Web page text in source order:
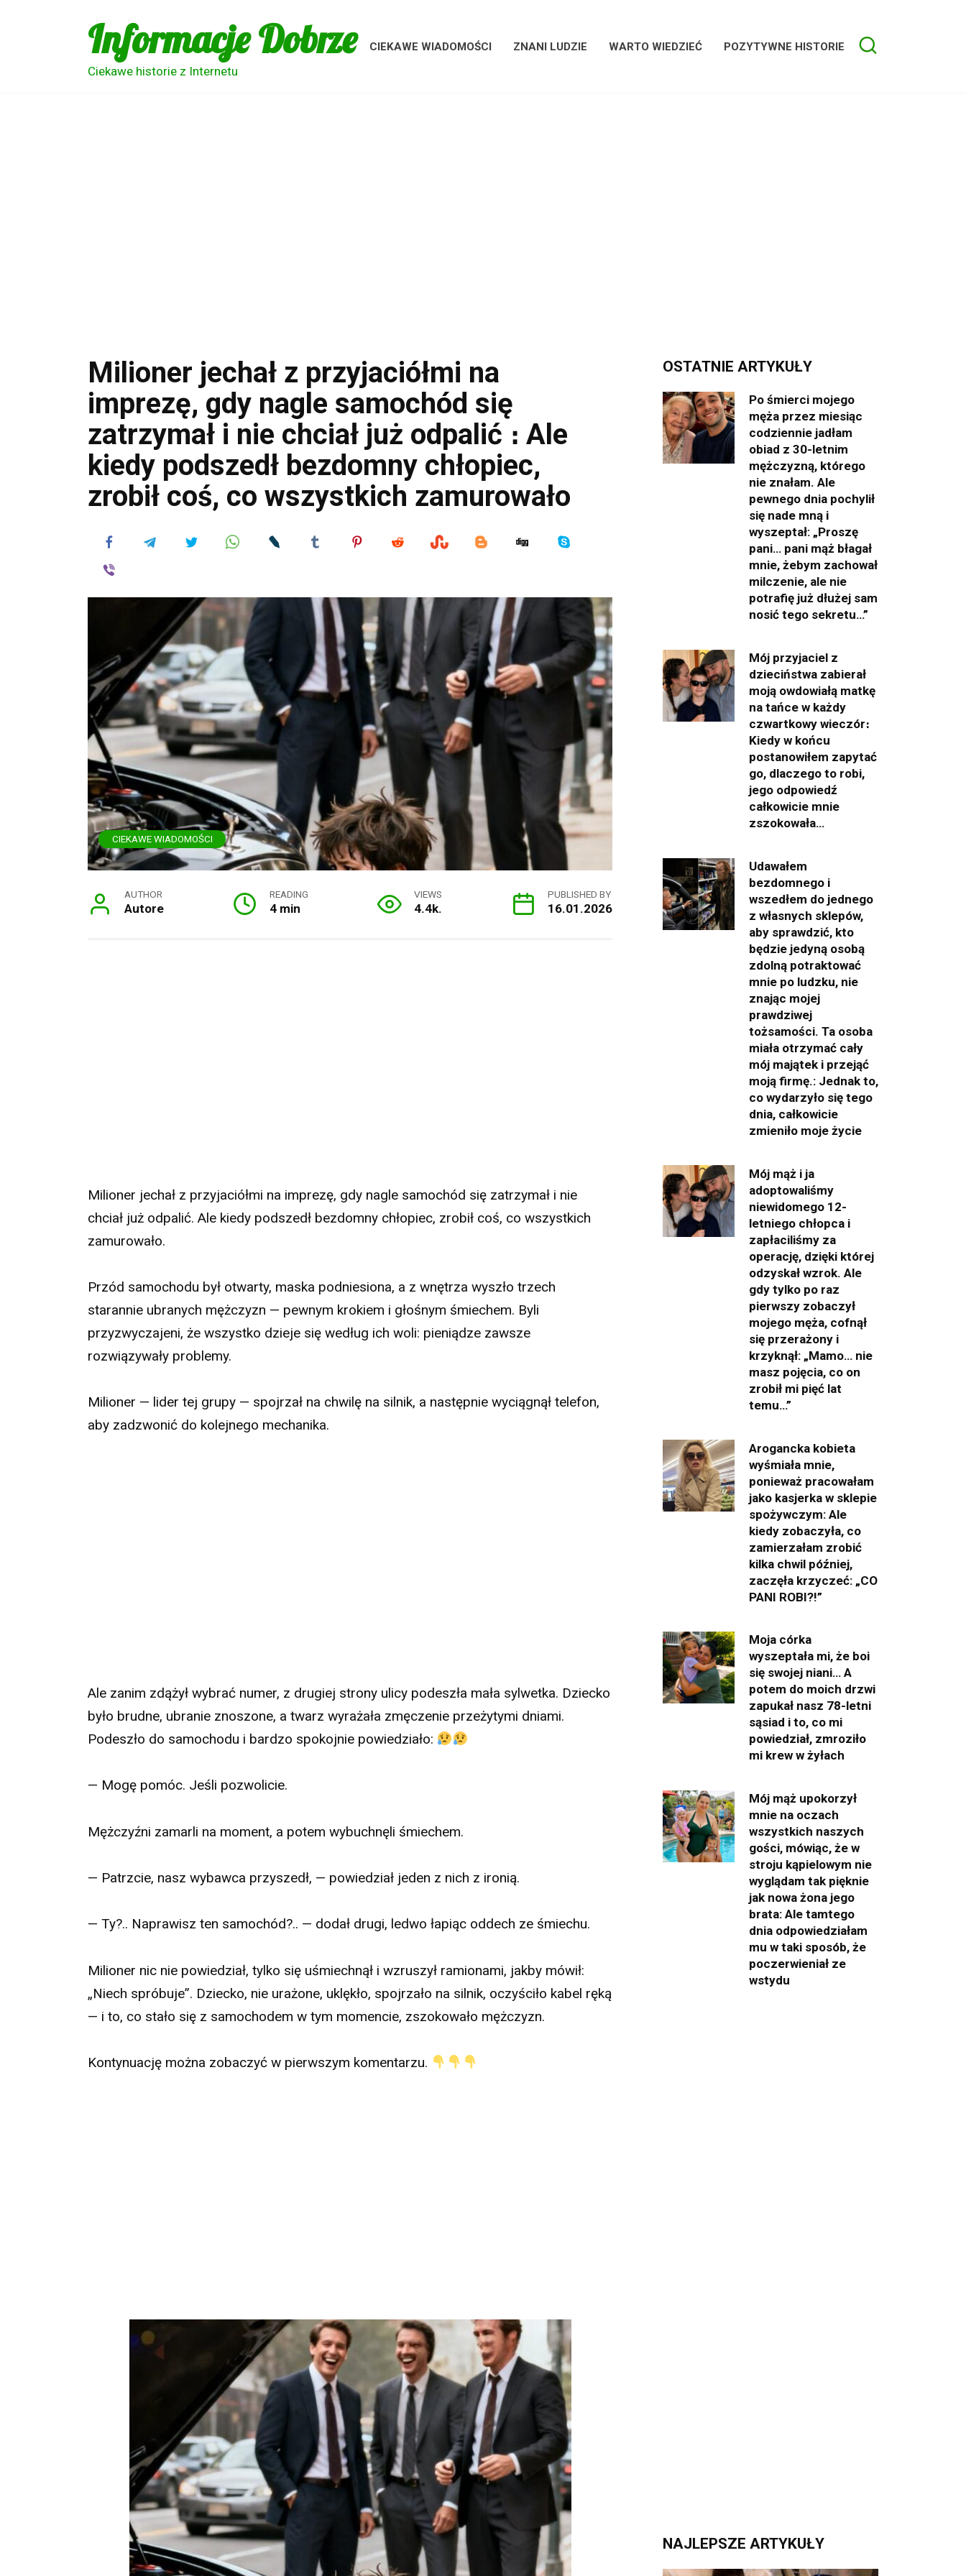
Informacje Dobrze
Ciekawe historie z Internetu
CIEKAWE WIADOMOŚCI ZNANI LUDZIE WARTO WIEDZIEĆ POZYTYWNE HISTORIE
Milioner jechał z przyjaciółmi na
imprezę, gdy nagle samochód się
zatrzymał i nie chciał już odpalić ։ Ale
kiedy podszedł bezdomny chłopiec,
zrobił coś, co wszystkich zamurowało
CIEKAWE WIADOMOŚCI
AUTHOR
Autore
READING
4 min
VIEWS
4.4k.
PUBLISHED BY
16.01.2026
Milioner jechał z przyjaciółmi na imprezę, gdy nagle samochód się zatrzymał i nie
chciał już odpalić. Ale kiedy podszedł bezdomny chłopiec, zrobił coś, co wszystkich
zamurowało.
Przód samochodu był otwarty, maska podniesiona, a z wnętrza wyszło trzech
starannie ubranych mężczyzn — pewnym krokiem i głośnym śmiechem. Byli
przyzwyczajeni, że wszystko dzieje się według ich woli: pieniądze zawsze
rozwiązywały problemy.
Milioner — lider tej grupy — spojrzał na chwilę na silnik, a następnie wyciągnął telefon,
aby zadzwonić do kolejnego mechanika.
Ale zanim zdążył wybrać numer, z drugiej strony ulicy podeszła mała sylwetka. Dziecko
było brudne, ubranie znoszone, a twarz wyrażała zmęczenie przeżytymi dniami.
Podeszło do samochodu i bardzo spokojnie powiedziało:
— Mogę pomóc. Jeśli pozwolicie.
Mężczyźni zamarli na moment, a potem wybuchnęli śmiechem.
— Patrzcie, nasz wybawca przyszedł, — powiedział jeden z nich z ironią.
— Ty?.. Naprawisz ten samochód?.. — dodał drugi, ledwo łapiąc oddech ze śmiechu.
Milioner nic nie powiedział, tylko się uśmiechnął i wzruszył ramionami, jakby mówił:
„Niech spróbuje”. Dziecko, nie urażone, uklękło, spojrzało na silnik, oczyściło kabel ręką
— i to, co stało się z samochodem w tym momencie, zszokowało mężczyzn.
Kontynuację można zobaczyć w pierwszym komentarzu.
OSTATNIE ARTYKUŁY
Po śmierci mojego
męża przez miesiąc
codziennie jadłam
obiad z 30-letnim
mężczyzną, którego
nie znałam. Ale
pewnego dnia pochylił
się nade mną i
wyszeptał: „Proszę
pani… pani mąż błagał
mnie, żebym zachował
milczenie, ale nie
potrafię już dłużej sam
nosić tego sekretu…”
Mój przyjaciel z
dzieciństwa zabierał
moją owdowiałą matkę
na tańce w każdy
czwartkowy wieczór։
Kiedy w końcu
postanowiłem zapytać
go, dlaczego to robi,
jego odpowiedź
całkowicie mnie
zszokowała…
Udawałem
bezdomnego i
wszedłem do jednego
z własnych sklepów,
aby sprawdzić, kto
będzie jedyną osobą
zdolną potraktować
mnie po ludzku, nie
znając mojej
prawdziwej
tożsamości. Ta osoba
miała otrzymać cały
mój majątek i przejąć
moją firmę.: Jednak to,
co wydarzyło się tego
dnia, całkowicie
zmieniło moje życie
Mój mąż i ja
adoptowaliśmy
niewidomego 12-
letniego chłopca i
zapłaciliśmy za
operację, dzięki której
odzyskał wzrok. Ale
gdy tylko po raz
pierwszy zobaczył
mojego męża, cofnął
się przerażony i
krzyknął: „Mamo… nie
masz pojęcia, co on
zrobił mi pięć lat
temu…”
Arogancka kobieta
wyśmiała mnie,
ponieważ pracowałam
jako kasjerka w sklepie
spożywczym: Ale
kiedy zobaczyła, co
zamierzałam zrobić
kilka chwil później,
zaczęła krzyczeć: „CO
PANI ROBI?!”
Moja córka
wyszeptała mi, że boi
się swojej niani… A
potem do moich drzwi
zapukał nasz 78-letni
sąsiad i to, co mi
powiedział, zmroziło
mi krew w żyłach
Mój mąż upokorzył
mnie na oczach
wszystkich naszych
gości, mówiąc, że w
stroju kąpielowym nie
wyglądam tak pięknie
jak nowa żona jego
brata: Ale tamtego
dnia odpowiedziałam
mu w taki sposób, że
poczerwieniał ze
wstydu
NAJLEPSZE ARTYKUŁY